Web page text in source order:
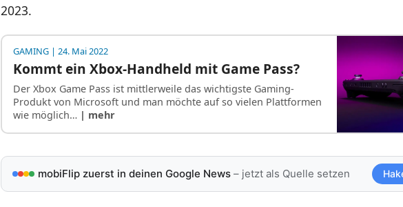
2023.
GAMING| 24. Mai 2022
Kommt ein Xbox-Handheld mit Game Pass?
Der Xbox Game Pass ist mittlerweile das wichtigste Gaming-
Produkt von Microsoft und man möchte auf so vielen Plattformen
wie möglich… | mehr
mobiFlip zuerst in deinen Google News– jetzt als Quelle setzen